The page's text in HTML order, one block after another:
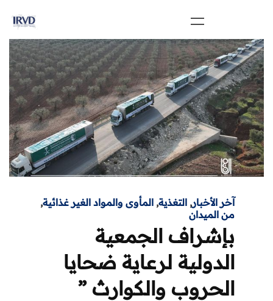
آخر الأخبار, التغذية, المأوى والمواد الغير غذائية,
من الميدان
بإشراف الجمعية
الدولية لرعاية ضحايا
الحروب والكوارث ”